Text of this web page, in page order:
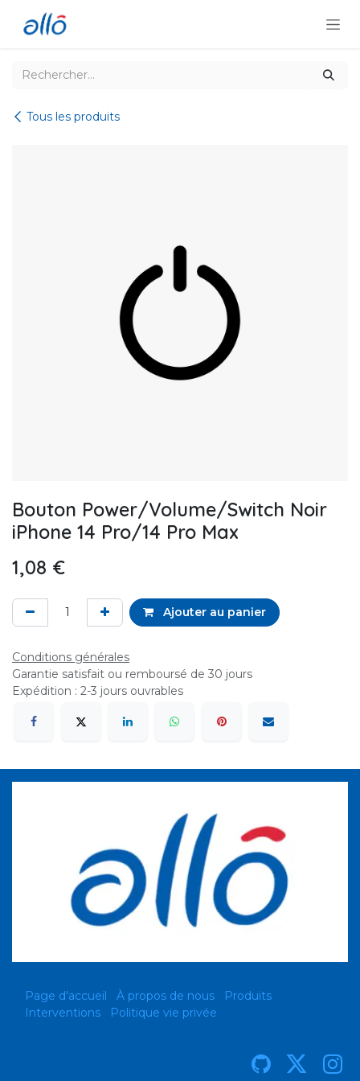
Tous les produits
Bouton Power/Volume/Switch Noir
iPhone 14 Pro/14 Pro Max
1,08 €
Ajouter au panier
Conditions générales
Garantie satisfait ou remboursé de 30 jours
Expédition : 2-3 jours ouvrables
Page d'accueil À propos de nous
Produits
Interventions
Politique vie privée